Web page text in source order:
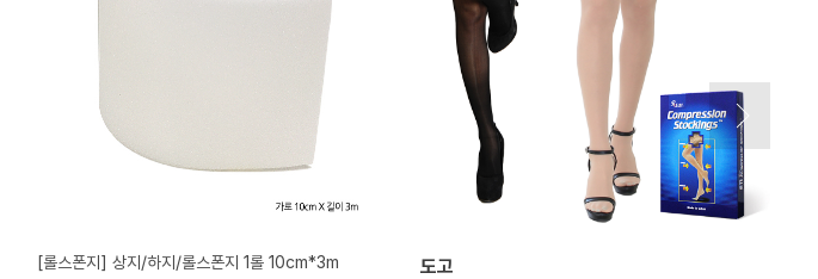
[롤스폰지] 상지/하지/롤스폰지 1롤 10cm*3m 도고